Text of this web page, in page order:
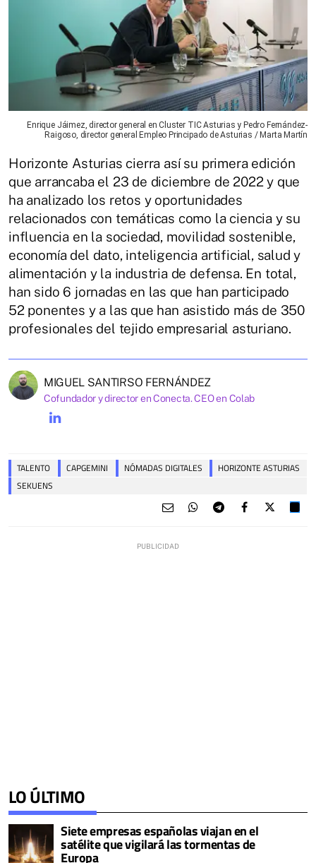
Enrique Jáimez, director general en Cluster TIC Asturias y Pedro Fernández-
Raigoso, director general Empleo Principado de Asturias / Marta Martín
Horizonte Asturias cierra así su primera edición
que arrancaba el 23 de diciembre de 2022 y que
ha analizado los retos y oportunidades
relacionados con temáticas como la ciencia y su
influencia en la sociedad, movilidad sostenible,
economía del dato, inteligencia artificial, salud y
alimentación y la industria de defensa. En total,
han sido 6 jornadas en las que han participado
52 ponentes y a las que han asistido más de 350
profesionales del tejido empresarial asturiano.
MIGUEL SANTIRSO FERNÁNDEZ
Cofundador y director en Conecta. CEO en Colab
TALENTO CAPGEMINI NÓMADAS DIGITALES
HORIZONTE ASTURIAS
SEKUENS
LO ÚLTIMO
Siete empresas españolas viajan en el
satélite que vigilará las tormentas de
Europa